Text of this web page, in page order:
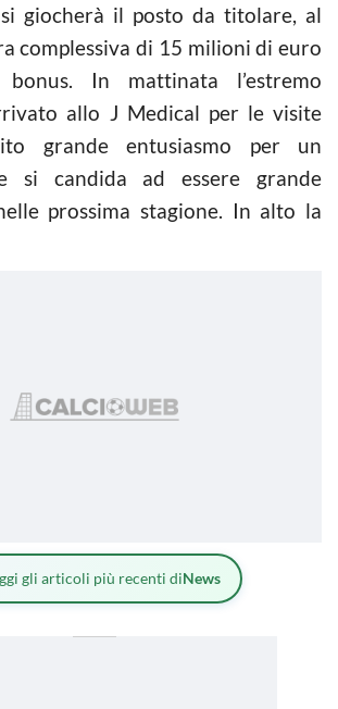
giocherà il posto da titolare, al
complessiva di 15 milioni di euro
In mattinata l’estremo
allo J Medical per le visite
grande entusiasmo per un
si candida ad essere grande
prossima stagione. In alto la
gli articoli più recenti diNews